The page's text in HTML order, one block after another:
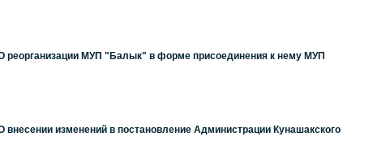
реорганизации МУП "Балык" в форме присоединения к нему МУП
изменений в постановление Администрации Кунашакского